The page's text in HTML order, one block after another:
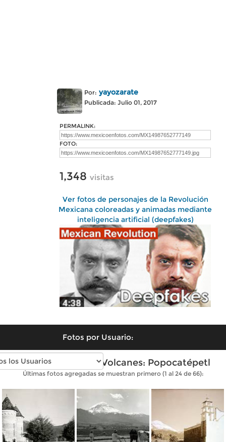
Por: yayozarate
Publicada: Julio 01, 2017
PERMALINK:
FOTO:
1,348 visitas
Ver fotos de personajes de la Revolución
Mexicana coloreadas y animadas mediante
inteligencia artificial (deepfakes)
Fotos por Usuario:
Fotos antiguas de Volcanes: Popocatépetl
Últimas fotos agregadas se muestran primero (1 al 24 de 66):